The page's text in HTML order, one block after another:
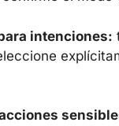
intenciones: